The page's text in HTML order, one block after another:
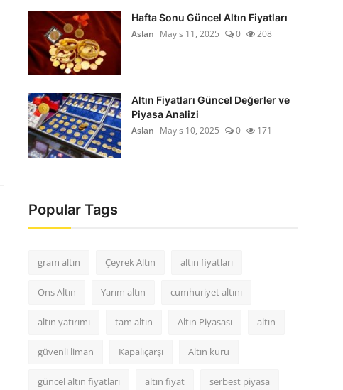
Hafta Sonu Güncel Altın Fiyatları
Aslan Mayıs 11, 2025 0 208
Altın Fiyatları Güncel Değerler ve
Piyasa Analizi
Aslan Mayıs 10, 2025 0 171
Popular Tags
gram altın Çeyrek Altın altın fiyatları
Ons Altın Yarım altın cumhuriyet altını
altın yatırımı tam altın Altın Piyasası altın
güvenli liman Kapalıçarşı Altın kuru
güncel altın fiyatları altın fiyat serbest piyasa